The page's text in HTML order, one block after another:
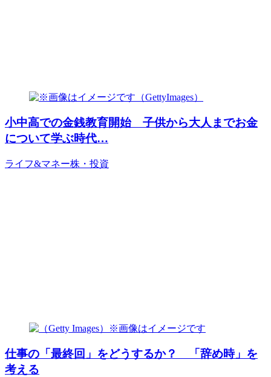
小中高での金銭教育開始 子供から大人までお金
について学ぶ時代…
ライフ&マネー株・投資
仕事の「最終回」をどうするか？ 「辞め時」を
考える